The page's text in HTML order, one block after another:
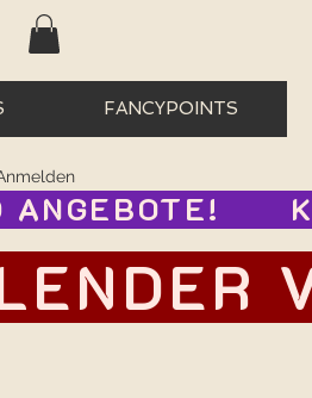
FANCYPOINTS
ANGEBOTE!